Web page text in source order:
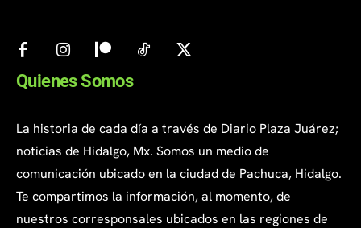
Quienes Somos
La historia de cada día a través de Diario Plaza Juárez;
noticias de Hidalgo, Mx. Somos un medio de
comunicación ubicado en la ciudad de Pachuca, Hidalgo.
Te compartimos la información, al momento, de
nuestros corresponsales ubicados en las regiones de